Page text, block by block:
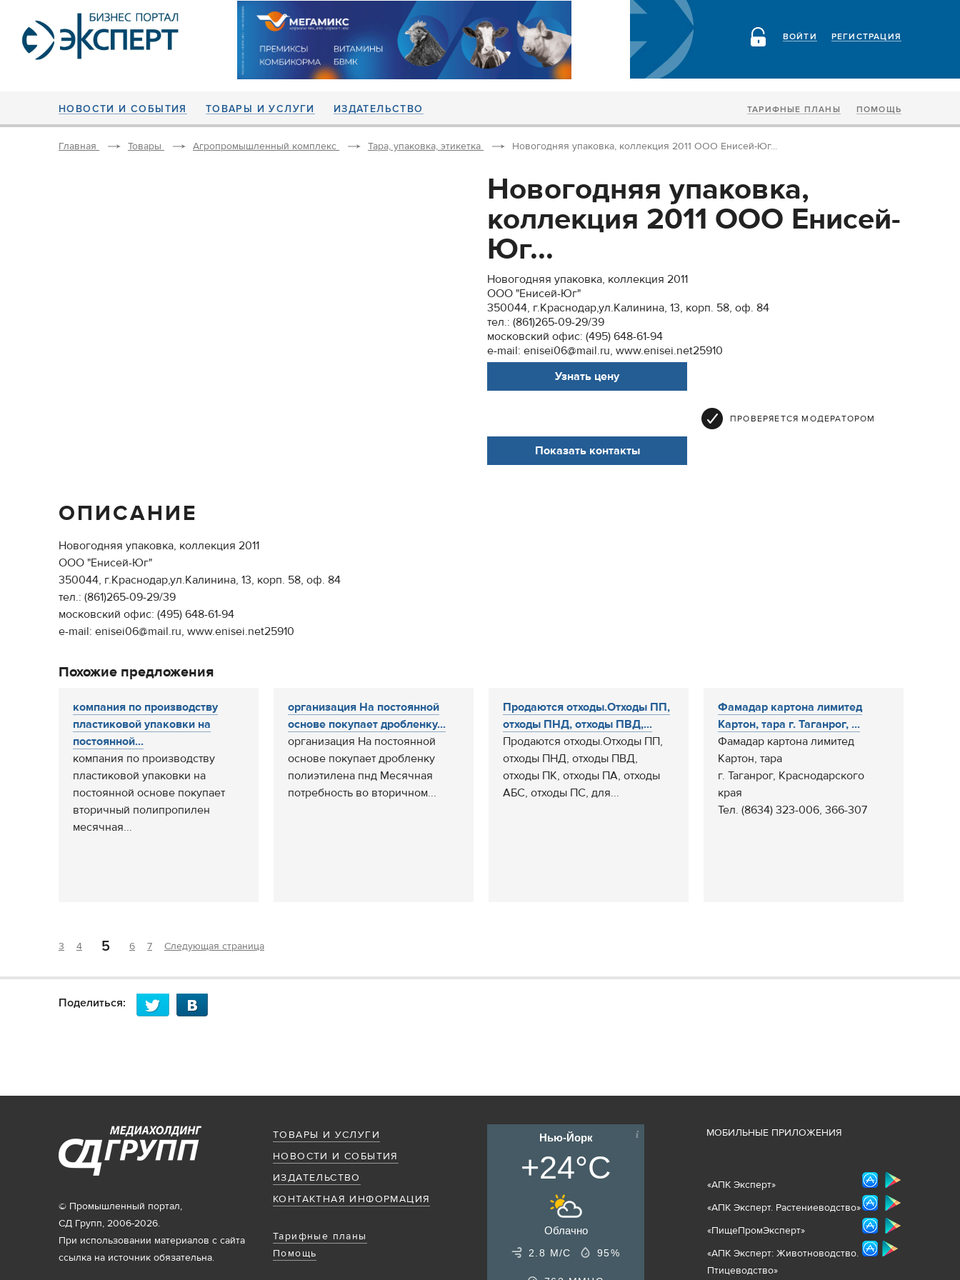
РЕГИСТРАЦИЯ
ВОЙТИ
НОВОСТИ И СОБЫТИЯ ТОВАРЫ И УСЛУГИ ИЗДАТЕЛЬСТВО ТАРИФНЫЕ ПЛАНЫ ПОМОЩЬ
Главная Товары Агропромышленный комплекс Тара, упаковка, этикетка Новогодняя упаковка, коллекция 2011 ООО Енисей-Юг...
Новогодняя упаковка,
коллекция 2011 ООО Енисей-
Юг...
Новогодняя упаковка, коллекция 2011
ООО "Енисей-Юг"
350044, г.Краснодар,ул.Калинина, 13, корп. 58, оф. 84
тел.: (861)265-09-29/39
московский офис: (495) 648-61-94
e-mail: enisei06@mail.ru, www.enisei.net25910
Узнать цену
ПРОВЕРЯЕТСЯ МОДЕРАТОРОМ
Показать контакты
ОПИСАНИЕ
Новогодняя упаковка, коллекция 2011
ООО "Енисей-Юг"
350044, г.Краснодар,ул.Калинина, 13, корп. 58, оф. 84
тел.: (861)265-09-29/39
московский офис: (495) 648-61-94
e-mail: enisei06@mail.ru, www.enisei.net25910
Похожие предложения
компания по производству
пластиковой упаковки на
постоянной...
компания по производству
пластиковой упаковки на
постоянной основе покупает
вторичный полипропилен
месячная...
организация На постоянной
основе покупает дробленку...
организация На постоянной
основе покупает дробленку
полиэтилена пнд Месячная
потребность во вторичном...
Продаются отходы.Отходы ПП,
отходы ПНД, отходы ПВД,...
Продаются отходы.Отходы ПП,
отходы ПНД, отходы ПВД,
отходы ПК, отходы ПА, отходы
АБС, отходы ПС, для...
Фамадар картона лимитед
Картон, тара г. Таганрог, ...
Фамадар картона лимитед
Картон, тара
г. Таганрог, Краснодарского
края
Тел. (8634) 323-006, 366-307
3 4 5 6 7 Следующая страница
Поделиться:
ТОВАРЫ И УСЛУГИ
НОВОСТИ И СОБЫТИЯ
ИЗДАТЕЛЬСТВО
КОНТАКТНАЯ ИНФОРМАЦИЯ
Тарифные планы
Помощь
© Промышленный портал,
СД Групп, 2006-2026.
При использовании материалов с сайта
ссылка на источник обязательна.
Нью-Йорк
+24°C
Облачно
2.8 М/С 95%
МОБИЛЬНЫЕ ПРИЛОЖЕНИЯ
«АПК Эксперт»
«АПК Эксперт. Растениеводство»
«ПищеПромЭксперт»
«АПК Эксперт: Животноводство.
Птицеводство»